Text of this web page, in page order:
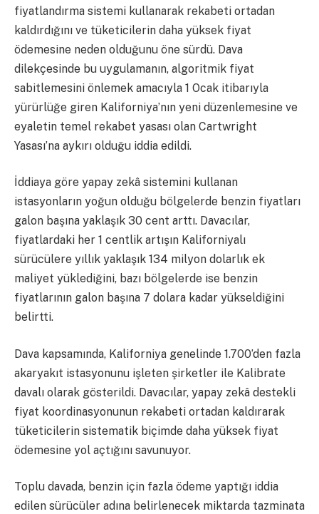
fiyatlandırma sistemi kullanarak rekabeti ortadan
kaldırdığını ve tüketicilerin daha yüksek fiyat
ödemesine neden olduğunu öne sürdü. Dava
dilekçesinde bu uygulamanın, algoritmik fiyat
sabitlemesini önlemek amacıyla 1 Ocak itibarıyla
yürürlüğe giren Kaliforniya’nın yeni düzenlemesine ve
eyaletin temel rekabet yasası olan Cartwright
Yasası’na aykırı olduğu iddia edildi.
İddiaya göre yapay zekâ sistemini kullanan
istasyonların yoğun olduğu bölgelerde benzin fiyatları
galon başına yaklaşık 30 cent arttı. Davacılar,
fiyatlardaki her 1 centlik artışın Kaliforniyalı
sürücülere yıllık yaklaşık 134 milyon dolarlık ek
maliyet yüklediğini, bazı bölgelerde ise benzin
fiyatlarının galon başına 7 dolara kadar yükseldiğini
belirtti.
Dava kapsamında, Kaliforniya genelinde 1.700’den fazla
akaryakıt istasyonunu işleten şirketler ile Kalibrate
davalı olarak gösterildi. Davacılar, yapay zekâ destekli
fiyat koordinasyonunun rekabeti ortadan kaldırarak
tüketicilerin sistematik biçimde daha yüksek fiyat
ödemesine yol açtığını savunuyor.
Toplu davada, benzin için fazla ödeme yaptığı iddia
edilen sürücüler adına belirlenecek miktarda tazminata